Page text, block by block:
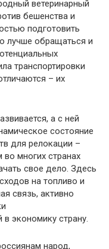
ветеринарный
бешенства и
подготовить
лучше обращаться и
транспортировки
– их
а с ней
состояние
для релокации –
многих странах
свое дело. Здесь
на топливо и
связь, активно
в экономику страну.
народ,